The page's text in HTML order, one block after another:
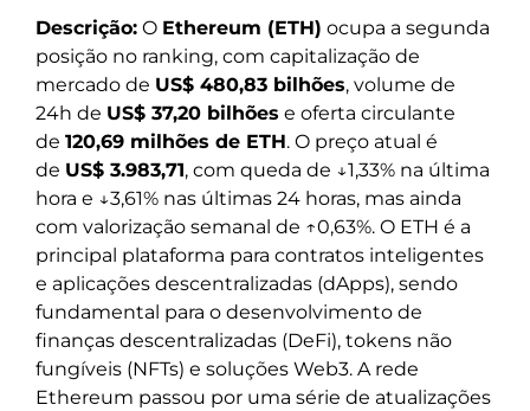
Descrição: O Ethereum (ETH) ocupa a segunda
posição no ranking, com capitalização de
mercado de US$ 480,83 bilhões, volume de
24h de US$ 37,20 bilhões e oferta circulante
de 120,69 milhões de ETH. O preço atual é
de US$ 3.983,71, com queda de ↓1,33% na última
hora e ↓3,61% nas últimas 24 horas, mas ainda
com valorização semanal de ↑0,63%. O ETH é a
principal plataforma para contratos inteligentes
e aplicações descentralizadas (dApps), sendo
fundamental para o desenvolvimento de
finanças descentralizadas (DeFi), tokens não
fungíveis (NFTs) e soluções Web3. A rede
Ethereum passou por uma série de atualizações